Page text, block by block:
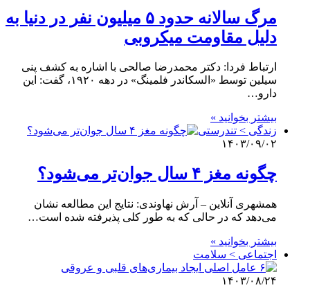
مرگ سالانه حدود ۵ میلیون نفر در دنیا به
دلیل مقاومت میکروبی
ارتباط فردا: دکتر محمدرضا صالحی با اشاره به کشف پنی
سیلین توسط «السکاندر فلمینگ» در دهه ۱۹۲۰، گفت: این
دارو…
بیشتر بخوانید »
زندگی > تندرستی
۱۴۰۳/۰۹/۰۲
چگونه مغز ۴ سال جوان‌تر می‌شود؟
همشهری آنلاین – آرش نهاوندی: نتایج این مطالعه نشان
می‌دهد که در حالی که به طور کلی پذیرفته شده است…
بیشتر بخوانید »
اجتماعی > سلامت
۱۴۰۳/۰۸/۲۴